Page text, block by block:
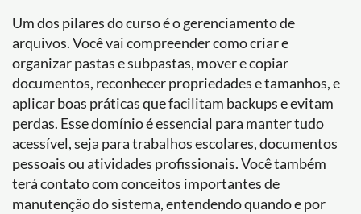
Um dos pilares do curso é o gerenciamento de
arquivos. Você vai compreender como criar e
organizar pastas e subpastas, mover e copiar
documentos, reconhecer propriedades e tamanhos, e
aplicar boas práticas que facilitam backups e evitam
perdas. Esse domínio é essencial para manter tudo
acessível, seja para trabalhos escolares, documentos
pessoais ou atividades profissionais. Você também
terá contato com conceitos importantes de
manutenção do sistema, entendendo quando e por